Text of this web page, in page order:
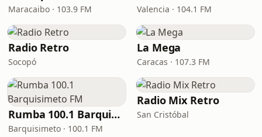
Maracaibo · 103.9 FM Valencia · 104.1 FM
Radio Retro
Socopó
La Mega
Caracas · 107.3 FM
Rumba 100.1 Barquisimeto FM
Barquisimeto · 100.1 FM
Radio Mix Retro
San Cristóbal